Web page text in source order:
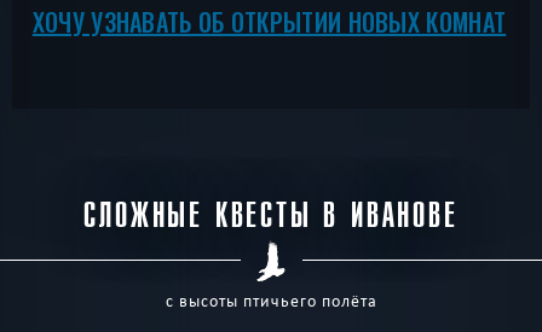
ХОЧУ УЗНАВАТЬ ОБ ОТКРЫТИИ НОВЫХ КОМНАТ
СЛОЖНЫЕ КВЕСТЫ В ИВАНОВЕ
с высоты птичьего полёта